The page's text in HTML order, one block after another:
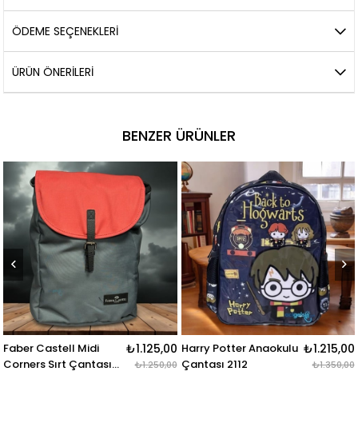
ÖDEME SEÇENEKLERI
ÜRÜN ÖNERILERI
BENZER ÜRÜNLER
₺1.125,00
₺1.250,00
Harry Potter Anaokulu
Çantası 2112
₺1.215,00
₺1.350,00
Us Polo Sırt
Mor 23184